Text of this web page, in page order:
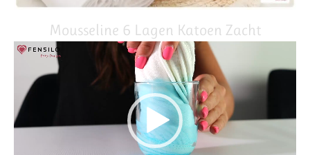
Mousseline 6 Lagen Katoen Zacht
Video
Player